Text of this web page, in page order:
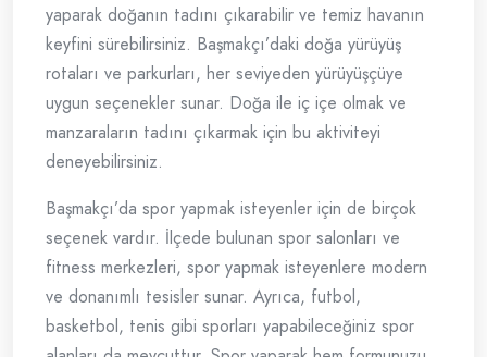
yaparak doğanın tadını çıkarabilir ve temiz havanın
keyfini sürebilirsiniz. Başmakçı’daki doğa yürüyüş
rotaları ve parkurları, her seviyeden yürüyüşçüye
uygun seçenekler sunar. Doğa ile iç içe olmak ve
manzaraların tadını çıkarmak için bu aktiviteyi
deneyebilirsiniz.
Başmakçı’da spor yapmak isteyenler için de birçok
seçenek vardır. İlçede bulunan spor salonları ve
fitness merkezleri, spor yapmak isteyenlere modern
ve donanımlı tesisler sunar. Ayrıca, futbol,
basketbol, tenis gibi sporları yapabileceğiniz spor